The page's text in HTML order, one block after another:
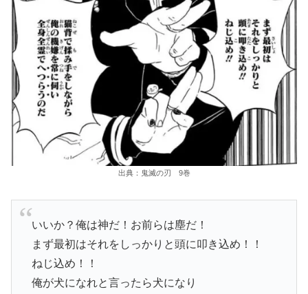
出典：鬼滅の刃 9巻
いいか？俺は神だ！お前らは塵だ！
まず最初はそれをしっかりと頭に叩き込め！！
ねじ込め！！
俺が犬になれと言ったら犬になり